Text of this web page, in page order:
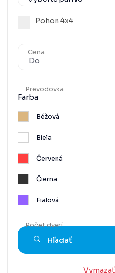
Pohon 4x4
Cena
Prevodovka
Farba
Béžová
Biela
Červená
Čierna
Fialová
Hnedá
Modrá
Počet dverí
Hľadať
Vymazať